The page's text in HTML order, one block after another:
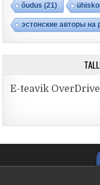
õudus (21)
эстонские авторы на
E-teavik